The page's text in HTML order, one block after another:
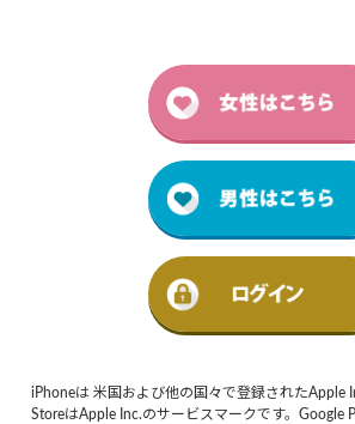
iPhoneは 米国および他の国々で登録されたApple
StoreはApple Inc.のサービスマークです。Google